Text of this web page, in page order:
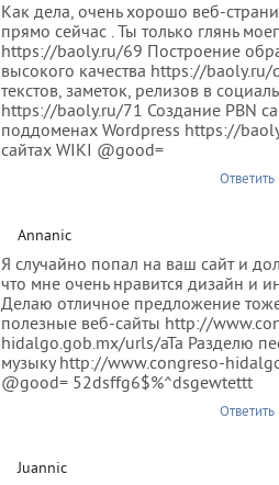
Как дела, очень хорошо веб-
прямо сейчас . Ты только глянь
https://baoly.ru/69 Построение
высокого качества https://
текстов, заметок, релизов в
https://baoly.ru/71 Создание PBN
поддоменах Wordpress https://
сайтах WIKI @good=
Ответить
Annanic
Я случайно попал на ваш сайт и
что мне очень нравится дизайн и
Делаю отличное предложение
полезные веб-сайты http://
hidalgo.gob.mx/urls/aTa Разделю
музыку http://www.congreso-
@good= 52dsffg6$%^dsgewtettt
Ответить
Juannic